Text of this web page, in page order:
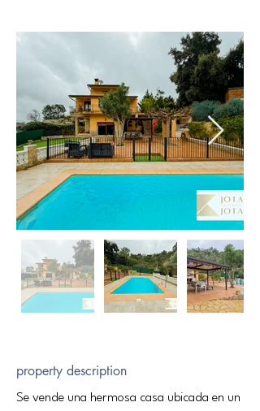
property description
Se vende una hermosa casa ubicada en un